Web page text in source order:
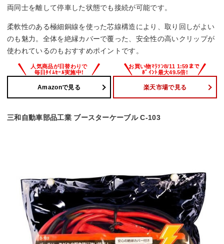
両同士を離して停車した状態でも接続が可能です。
柔軟性のある極細銅線を使った芯線構造により、取り回しがよい
のも魅力。全体を絶縁カバーで覆った、安全性の高いクリップが
使われているのもおすすめポイントです。
Amazonで見る 楽天市場で見る
三和自動車部品工業 ブースターケーブル C-103